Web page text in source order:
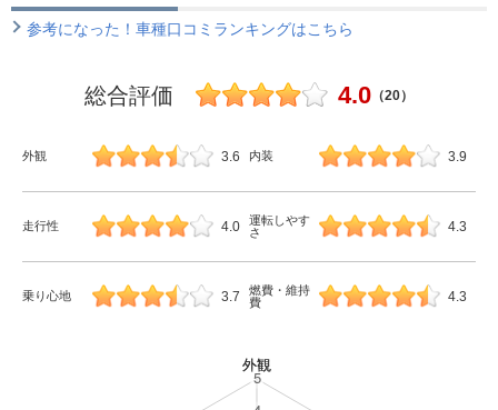
参考になった！車種口コミランキングはこちら
総合評価 4.0 （20）
外観 3.6 内装 3.9
走行性 4.0
運転しやす
さ
4.3
乗り心地 3.7
燃費・維持
費
4.3